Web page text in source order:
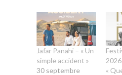
Jafar Panahi – « Un
simple accident »
30 septembre
«